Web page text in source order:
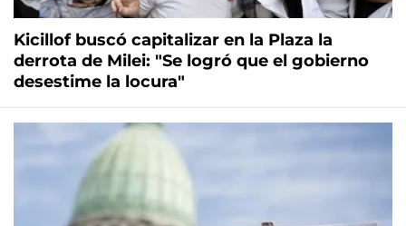
Kicillof buscó capitalizar en la Plaza la
derrota de Milei: "Se logró que el gobierno
desestime la locura"